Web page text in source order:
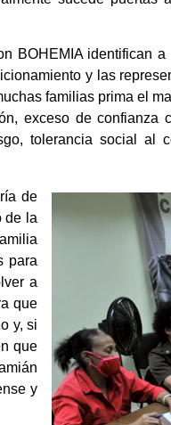
BOHEMIA identifican
y las
familias prima el
exceso de
tolerancia social al
de
de la
para
a
que
y, si
que
y